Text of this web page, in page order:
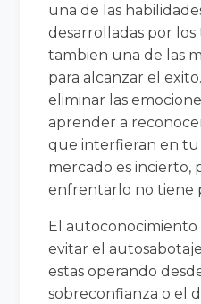
una de las
desarrolladas por los
tambien una de las
para alcanzar el
eliminar las
aprender a
que interfieran en tu
mercado es incierto,
enfrentarlo no tiene
El autoconocimiento
evitar el
estas operando
sobreconfianza o el